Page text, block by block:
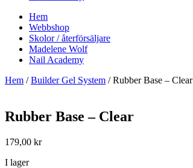
Hem
Webbshop
Skolor / återförsäljare
Madelene Wolf
Nail Academy
Hem /Builder Gel System / Rubber Base – Clear
Rubber Base – Clear
179,00 kr
I lager